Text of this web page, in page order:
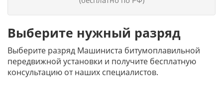
Выберите нужный разряд
Выберите разряд Машиниста битумоплавильной
передвижной установки и получите бесплатную
консультацию от наших специалистов.